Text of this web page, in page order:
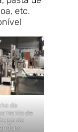
etc.
de
de
de